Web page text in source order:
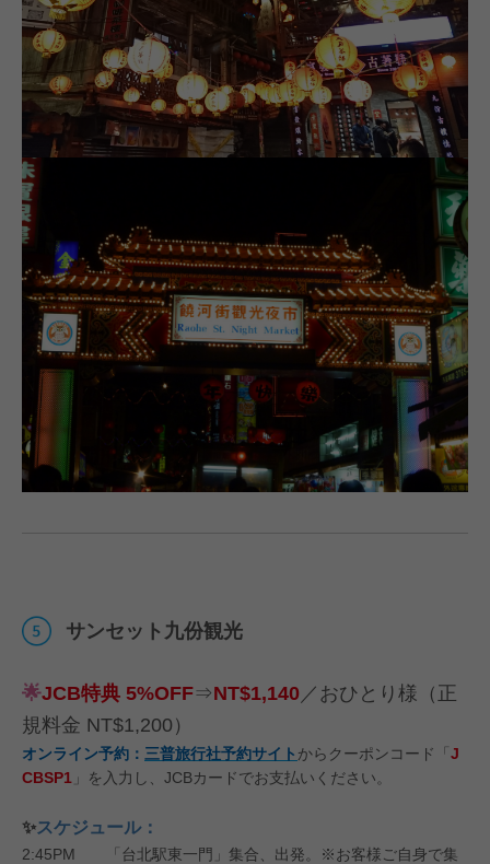
サンセット九份観光
🌟JCB特典 5%OFF⇒NT$1,140 ／おひとり様（正
規料⾦ NT$1,200）
オンライン予約： 三普旅行社予約サイト からクーポンコード「J
CBSP1 」を入力し、JCBカードでお支払いください。
✨スケジュール：
2:45PM 「台北駅東一門」集合、出発。※お客様ご自身で集